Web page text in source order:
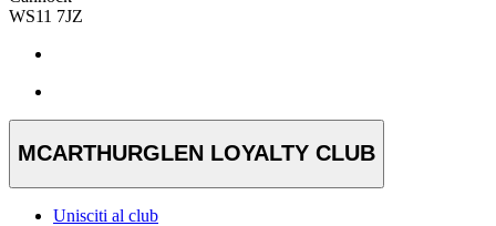
WS11 7JZ
MCARTHURGLEN LOYALTY CLUB
Unisciti al club